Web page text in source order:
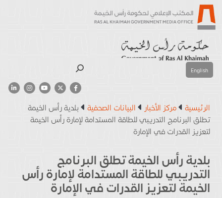
English
الرئيسية مركز الأخبار البيانات الصحفية
بلدية رأس الخيمة
تطلق البرنامج التدريبي للطاقة المستدامة لإمارة رأس الخيمة
لتعزيز القدرات في الإمارة
بلدية رأس الخيمة تطلق البرنامج
التدريبي للطاقة المستدامة لإمارة رأس
الخيمة لتعزيز القدرات في الإمارة